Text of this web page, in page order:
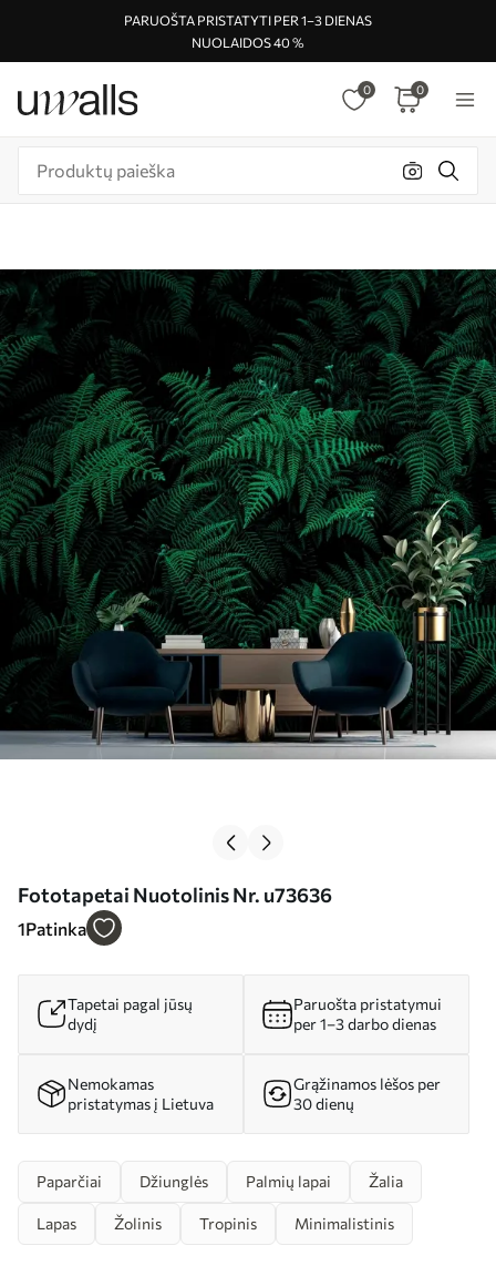
PARUOŠTA PRISTATYTI PER 1–3 DIENAS
NUOLAIDOS 40 %
0 0
Fototapetai Nuotolinis Nr. u73636
1Patinka
Tapetai pagal jūsų
dydį
Paruošta pristatymui
per 1–3 darbo dienas
Nemokamas
pristatymas į Lietuva
Grąžinamos lėšos per
30 dienų
Paparčiai Džiunglės Palmių lapai Žalia
Lapas Žolinis Tropinis Minimalistinis